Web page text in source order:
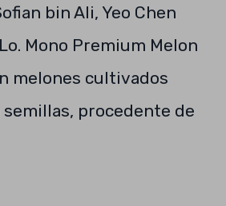
bin Ali, Yeo Chen
Mono Premium Melon
melones cultivados
procedente de